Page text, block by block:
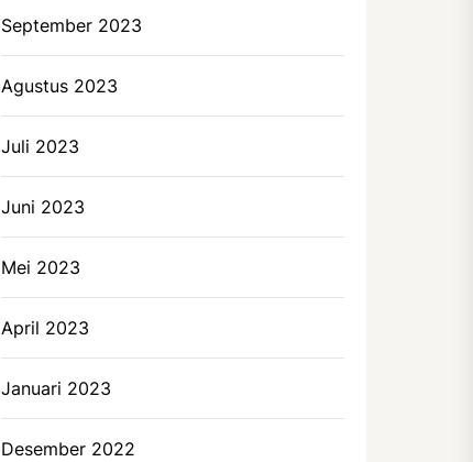
September 2023
Agustus 2023
Juli 2023
Juni 2023
Mei 2023
April 2023
Januari 2023
Desember 2022